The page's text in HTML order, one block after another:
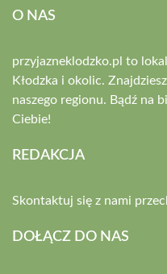
O NAS
przyjazneklodzko.pl to
Kłodzka i okolic.
naszego regionu. Bądź na
Ciebie!
REDAKCJA
Skontaktuj się z nami
DOŁĄCZ DO NAS